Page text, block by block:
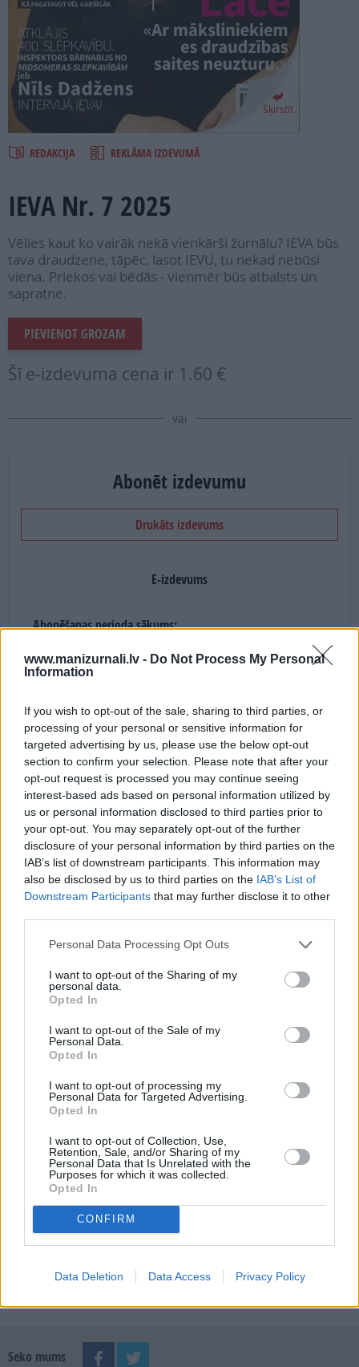
www.manizurnali.lv - Do Not Process My Personal
Information
If you wish to opt-out of the sale, sharing to third parties, or
processing of your personal or sensitive information for
targeted advertising by us, please use the below opt-out
section to confirm your selection. Please note that after your
opt-out request is processed you may continue seeing
interest-based ads based on personal information utilized by
us or personal information disclosed to third parties prior to
your opt-out. You may separately opt-out of the further
disclosure of your personal information by third parties on the
IAB’s list of downstream participants. This information may
also be disclosed by us to third parties on the IAB’s List of
Downstream Participants that may further disclose it to other
Personal Data Processing Opt Outs
I want to opt-out of the Sharing of my
personal data.
Opted In
I want to opt-out of the Sale of my
Personal Data.
Opted In
I want to opt-out of processing my
Personal Data for Targeted Advertising.
Opted In
I want to opt-out of Collection, Use,
Retention, Sale, and/or Sharing of my
Personal Data that Is Unrelated with the
Purposes for which it was collected.
Opted In
CONFIRM
Data Deletion Data Access Privacy Policy
SEARCH
Šķirstīt
REDAKCIJA REKLĀMA IZDEVUMĀ
IEVA Nr. 7 2025
Vēlies kaut ko vairāk nekā vienkārši žurnālu? IEVA būs
tava draudzene, tāpēc, lasot IEVU, tu nekad nebūsi
viena. Priekos vai bēdās - vienmēr būs atbalsts un
sapratne.
PIEVIENOT GROZAM
Šī e-izdevuma cena ir 1.60 €
vai
Abonēt izdevumu
Drukāts izdevums
E-izdevums
Abonēšanas perioda sākums:
2026. gada septembris
4 mēneši /36.00 Eur
17 izdevumi / 2.12 Eur par izdevumu *
*Visas cenas portālā ManiZurnali.lv norādītas € ar PVN.
Žurnālu izdevumu skaits var atšķirties, kā to nosaka Lietošanas
noteikumi
Seko mums
E-izdevumu arhīvs
MEKLĒT
SKATĪT ŽURNĀLA ARHĪVU
Dalies
Seko mums